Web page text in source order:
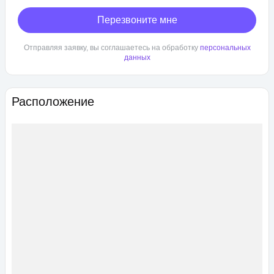
Расположение
Перезвоните мне
Отправляя заявку, вы соглашаетесь на обработку персональных
данных